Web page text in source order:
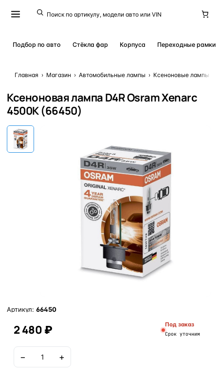
Подбор по авто Стёкла фар Корпуса Переходные рамки
Главная › Магазин › Автомобильные лампы › Ксеноновые лампы
Ксеноновая лампа D4R Osram Xenarc
4500K (66450)
Артикул: 66450
2 480 ₽ Под заказ
Срок уточним
− +